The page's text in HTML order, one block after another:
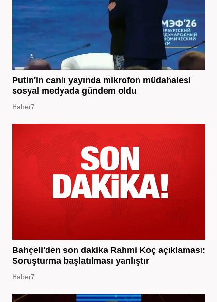
Putin'in canlı yayında mikrofon müdahalesi
sosyal medyada gündem oldu
Haber7
Bahçeli'den son dakika Rahmi Koç açıklaması:
Soruşturma başlatılması yanlıştır
Haber7